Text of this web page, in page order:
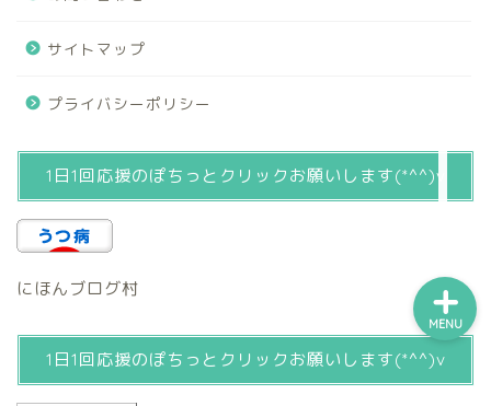
サイトマップ
プライバシーポリシー
1日1回応援のぽちっとクリックお願いします(*^^)v
にほんブログ村
1日1回応援のぽちっとクリックお願いします(*^^)v
MENU
サイトマップ